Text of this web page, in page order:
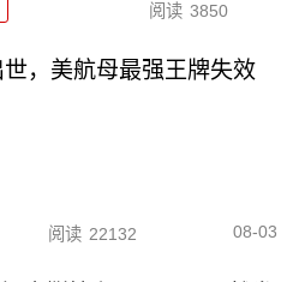
阅读 3850
，美航母最强王牌失效
阅读 22132 08-03